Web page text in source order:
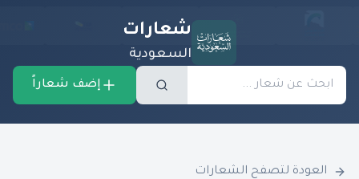
شعارات
السعودية
إضف شعاراً
العودة لتصفح الشعارات